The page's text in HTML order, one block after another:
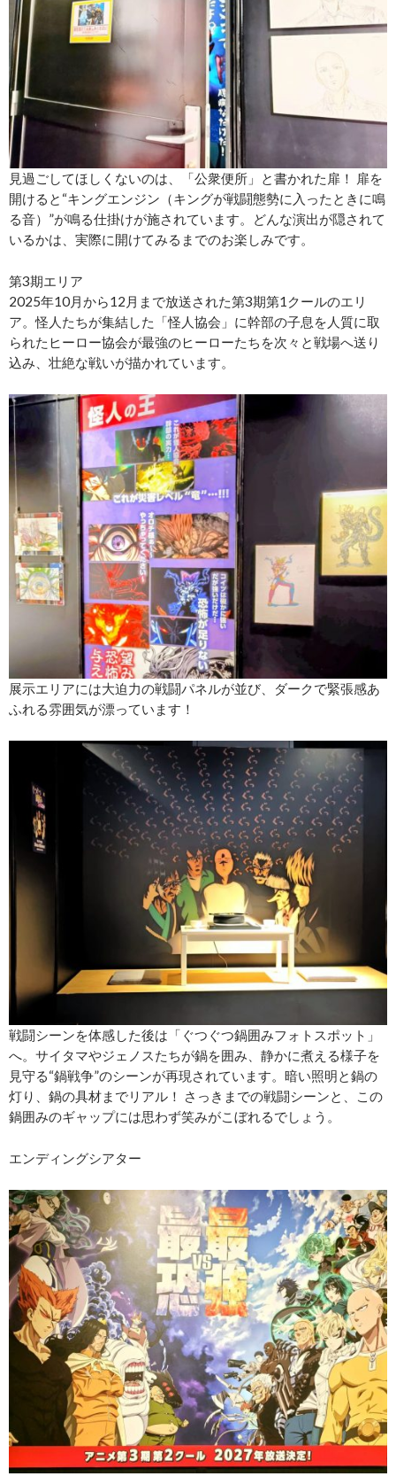
見過ごしてほしくないのは、「公衆便所」と書かれた扉！ 扉を
開けると“キングエンジン（キングが戦闘態勢に入ったときに鳴
る音）”が鳴る仕掛けが施されています。どんな演出が隠されて
いるかは、実際に開けてみるまでのお楽しみです。
第3期エリア
2025年10月から12月まで放送された第3期第1クールのエリ
ア。怪人たちが集結した「怪人協会」に幹部の子息を人質に取
られたヒーロー協会が最強のヒーローたちを次々と戦場へ送り
込み、壮絶な戦いが描かれています。
展示エリアには大迫力の戦闘パネルが並び、ダークで緊張感あ
ふれる雰囲気が漂っています！
戦闘シーンを体感した後は「ぐつぐつ鍋囲みフォトスポット」
へ。サイタマやジェノスたちが鍋を囲み、静かに煮える様子を
見守る“鍋戦争”のシーンが再現されています。暗い照明と鍋の
灯り、鍋の具材までリアル！ さっきまでの戦闘シーンと、この
鍋囲みのギャップには思わず笑みがこぼれるでしょう。
エンディングシアター